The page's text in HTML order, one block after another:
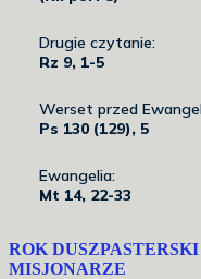
ROK
MISJONARZE